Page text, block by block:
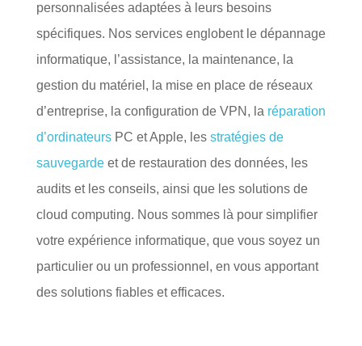
personnalisées adaptées à leurs besoins
spécifiques. Nos services englobent le dépannage
informatique, l’assistance, la maintenance, la
gestion du matériel, la mise en place de réseaux
d’entreprise, la configuration de VPN, la réparation
d’ordinateursPC et Apple, les stratégies de
sauvegardeet de restauration des données, les
audits et les conseils, ainsi que les solutions de
cloud computing. Nous sommes là pour simplifier
votre expérience informatique, que vous soyez un
particulier ou un professionnel, en vous apportant
des solutions fiables et efficaces.